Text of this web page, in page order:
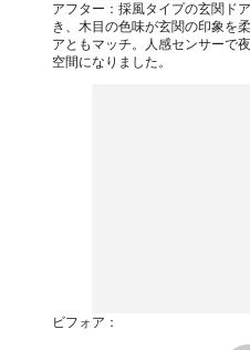
アフター：採風タイプの玄関ド
き、木目の色味が玄関の印象を
アともマッチ。人感センサーで
空間になりました。
ビフォア：